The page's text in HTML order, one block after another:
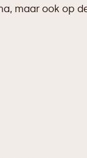
maar ook op